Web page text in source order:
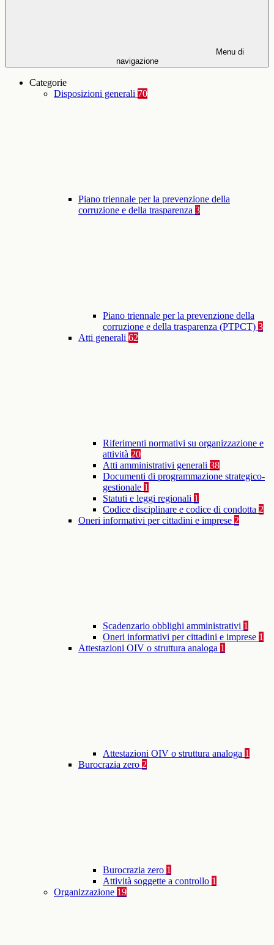
Menu di
navigazione
Categorie
Disposizioni generali 70
Piano triennale per la prevenzione della
corruzione e della trasparenza 3
Piano triennale per la prevenzione della
corruzione e della trasparenza (PTPCT) 3
Atti generali 62
Riferimenti normativi su organizzazione e
attività 20
Atti amministrativi generali 38
Documenti di programmazione strategico-
gestionale 1
Statuti e leggi regionali 1
Codice disciplinare e codice di condotta 2
Oneri informativi per cittadini e imprese 2
Scadenzario obblighi amministrativi 1
Oneri informativi per cittadini e imprese 1
Attestazioni OIV o struttura analoga 1
Attestazioni OIV o struttura analoga 1
Burocrazia zero 2
Burocrazia zero 1
Attività soggette a controllo 1
Organizzazione 19